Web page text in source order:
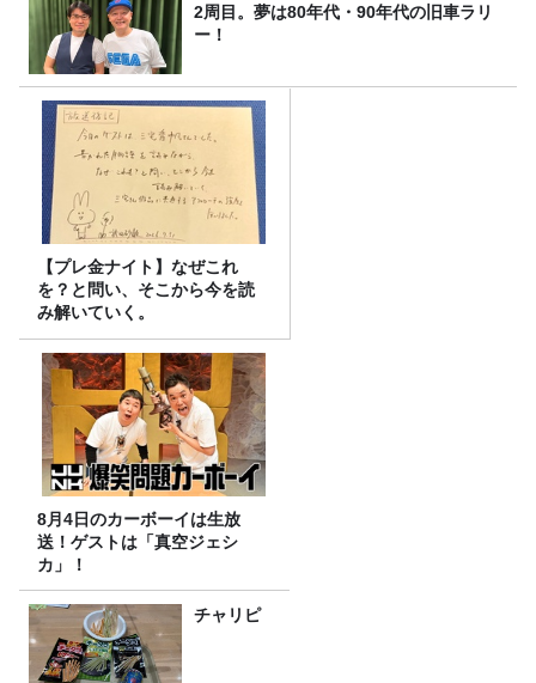
2周目。夢は80年代・90年代の旧車ラリ
ー！
【プレ金ナイト】なぜこれ
を？と問い、そこから今を読
み解いていく。
8月4日のカーボーイは生放
送！ゲストは「真空ジェシ
カ」！
チャリピ